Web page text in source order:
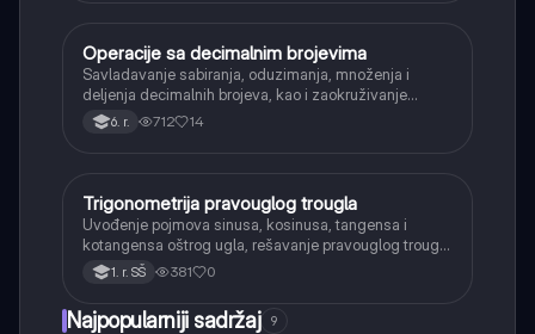
Matematika
Operacije sa decimalnim brojevima
Savladavanje sabiranja, oduzimanja, množenja i
deljenja decimalnih brojeva, kao i zaokruživanje
decimalnih brojeva.
6. r. 712 14
Matematika
Trigonometrija pravouglog trougla
Uvođenje pojmova sinusa, kosinusa, tangensa i
kotangensa oštrog ugla, rešavanje pravouglog trougla
i primena osnovnih trigonometrijskih identiteta.
1. r. SŠ 381 0
Najpopularniji sadržaj 9